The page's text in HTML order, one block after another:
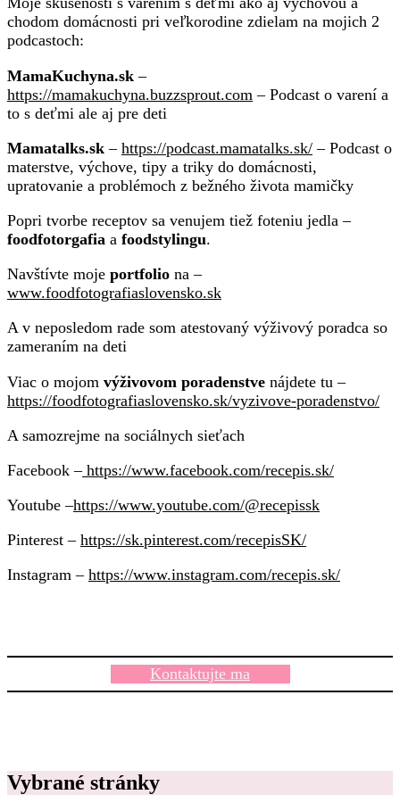
chodom domácnosti pri veľkorodine zdielam na mojich 2
podcastoch:
MamaKuchyna.sk –
https://mamakuchyna.buzzsprout.com – Podcast o varení a
to s deťmi ale aj pre deti
Mamatalks.sk – https://podcast.mamatalks.sk/ – Podcast o
materstve, výchove, tipy a triky do domácnosti,
upratovanie a problémoch z bežného života mamičky
Popri tvorbe receptov sa venujem tiež foteniu jedla –
foodfotorgafia a foodstylingu.
Navštívte moje portfolio na –
www.foodfotografiaslovensko.sk
A v neposledom rade som atestovaný výživový poradca so
zameraním na deti
Viac o mojom výživovom poradenstve nájdete tu –
https://foodfotografiaslovensko.sk/vyzivove-poradenstvo/
A samozrejme na sociálnych sieťach
Facebook –https://www.facebook.com/recepis.sk/
Youtube –https://www.youtube.com/@recepissk
Pinterest – https://sk.pinterest.com/recepisSK/
Instagram – https://www.instagram.com/recepis.sk/
Kontaktujte ma
Vybrané stránky